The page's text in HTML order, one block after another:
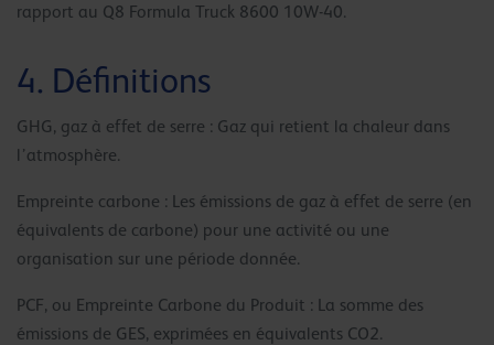
rapport au Q8 Formula Truck 8600 10W-40.
4. Définitions
GHG, gaz à effet de serre : Gaz qui retient la chaleur dans
l’atmosphère.
Empreinte carbone : Les émissions de gaz à effet de serre (en
équivalents de carbone) pour une activité ou une
organisation sur une période donnée.
PCF, ou Empreinte Carbone du Produit : La somme des
émissions de GES, exprimées en équivalents CO2.